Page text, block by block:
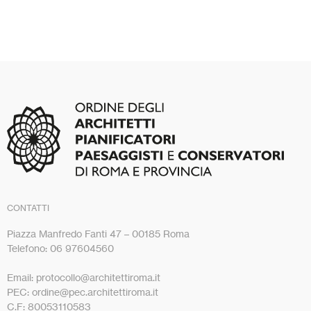
CONTATTI
Piazza Manfredo Fanti 47 – 00185 Roma
Telefono: 06 97604560
Email: protocollo@architettiroma.it
PEC: ordine@pec.architettiroma.it
C.F: 80053110583